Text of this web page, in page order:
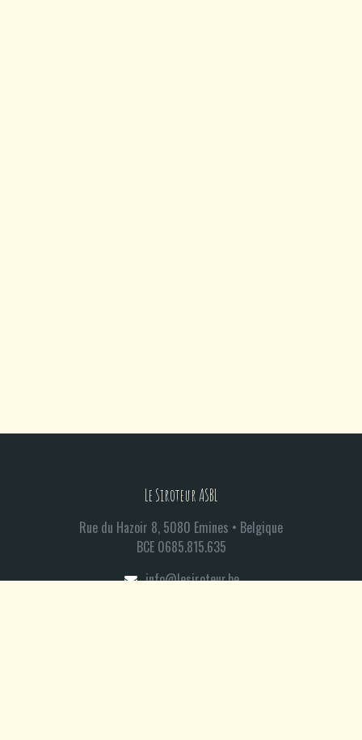
Le Siroteur ASBL
Rue du Hazoir 8, 5080 Emines • Belgique
BCE 0685.815.635​
info@lesiroteur.be​